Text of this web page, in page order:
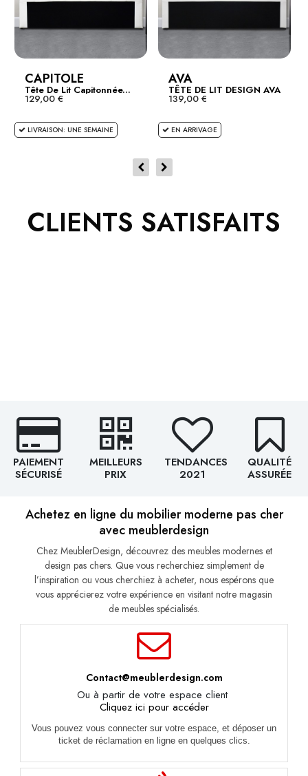
CAPITOLE
Tête De Lit Capitonnée...
129,00 €
LIVRAISON: UNE SEMAINE
AVA
TÊTE DE LIT DESIGN AVA
139,00 €
EN ARRIVAGE
CLIENTS SATISFAITS
PAIEMENT
SÉCURISÉ
MEILLEURS
PRIX
TENDANCES
2021
QUALITÉ
ASSURÉE
Achetez en ligne du mobilier moderne pas cher
avec meublerdesign
Chez MeublerDesign, découvrez des meubles modernes et
design pas chers. Que vous recherchiez simplement de
l’inspiration ou vous cherchiez à acheter, nous espérons que
vous apprécierez votre expérience en visitant notre magasin
de meubles spécialisés.
Contact@meublerdesign.com
Ou à partir de votre espace client
Cliquez ici pour accéder
Vous pouvez vous connecter sur votre espace, et déposer un
ticket de réclamation en ligne en quelques clics.